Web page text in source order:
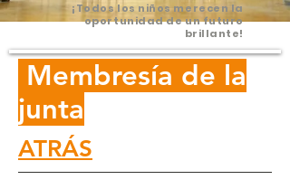
¡Todos los niños merecen la
oportunidad de un futuro
brillante!
Membresía de la
junta
ATRÁS